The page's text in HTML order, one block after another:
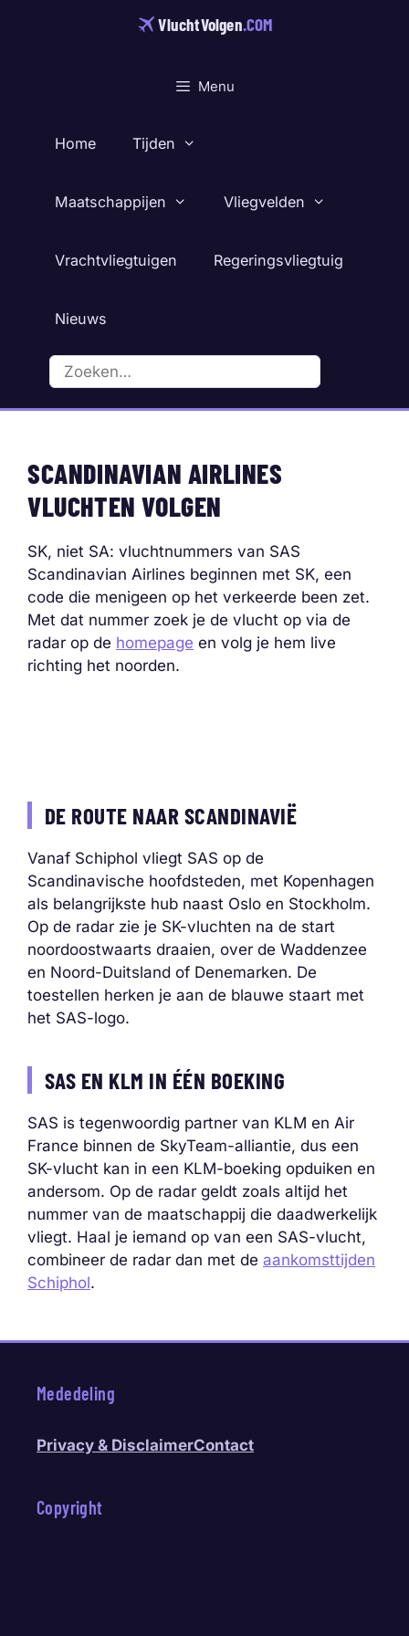
VluchtVolgen.COM
Menu
Home Tijden
Maatschappijen Vliegvelden
Vrachtvliegtuigen Regeringsvliegtuig
Nieuws
SCANDINAVIAN AIRLINES
VLUCHTEN VOLGEN
SK, niet SA: vluchtnummers van SAS
Scandinavian Airlines beginnen met SK, een
code die menigeen op het verkeerde been zet.
Met dat nummer zoek je de vlucht op via de
radar op de homepage en volg je hem live
richting het noorden.
DE ROUTE NAAR SCANDINAVIË
Vanaf Schiphol vliegt SAS op de
Scandinavische hoofdsteden, met Kopenhagen
als belangrijkste hub naast Oslo en Stockholm.
Op de radar zie je SK-vluchten na de start
noordoostwaarts draaien, over de Waddenzee
en Noord-Duitsland of Denemarken. De
toestellen herken je aan de blauwe staart met
het SAS-logo.
SAS EN KLM IN ÉÉN BOEKING
SAS is tegenwoordig partner van KLM en Air
France binnen de SkyTeam-alliantie, dus een
SK-vlucht kan in een KLM-boeking opduiken en
andersom. Op de radar geldt zoals altijd het
nummer van de maatschappij die daadwerkelijk
vliegt. Haal je iemand op van een SAS-vlucht,
combineer de radar dan met de aankomsttijden
Schiphol.
Mededeling
Privacy & DisclaimerContact
Copyright